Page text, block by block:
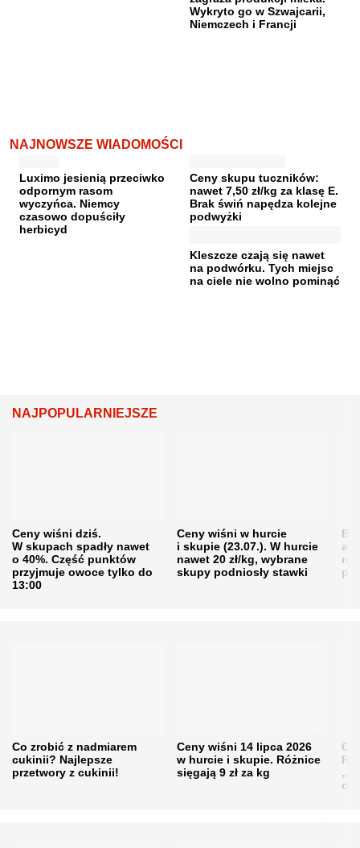
Wykryto go w Szwajcarii,
Niemczech i Francji
NAJNOWSZE WIADOMOŚCI
Luximo jesienią przeciwko
odpornym rasom
wyczyńca. Niemcy
czasowo dopuściły
herbicyd
Ceny skupu tuczników:
nawet 7,50 zł/kg za klasę E.
Brak świń napędza kolejne
podwyżki
Kleszcze czają się nawet
na podwórku. Tych miejsc
na ciele nie wolno pominąć
NAJPOPULARNIEJSZE
Ceny wiśni dziś.
W skupach spadły nawet
o 40%. Część punktów
przyjmuje owoce tylko do
13:00
Ceny wiśni w hurcie
i skupie (23.07.). W hurcie
nawet 20 zł/kg, wybrane
skupy podniosły stawki
Co zrobić z nadmiarem
cukinii? Najlepsze
przetwory z cukinii!
Ceny wiśni 14 lipca 2026
w hurcie i skupie. Różnice
sięgają 9 zł za kg